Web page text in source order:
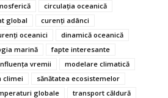
circulația oceanică
global
curenți adânci
oceanici
dinamică oceanică
marină
fapte interesante
vremii
modelare climatică
climei
sănătatea ecosistemelor
globale transport căldură